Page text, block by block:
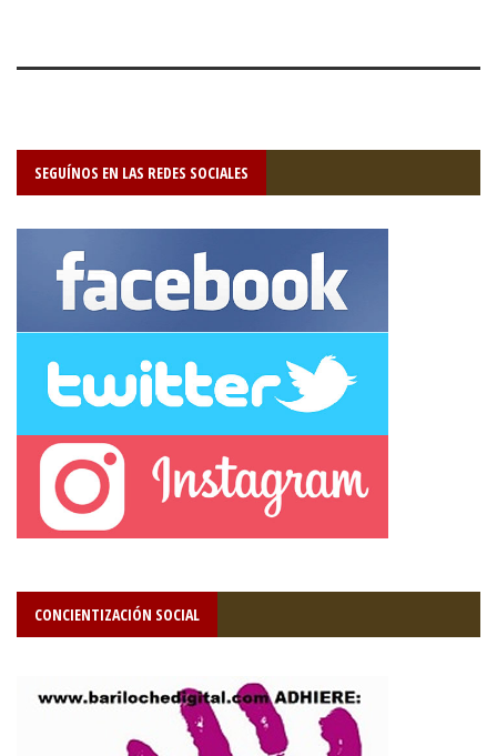
SEGUÍNOS EN LAS REDES SOCIALES
CONCIENTIZACIÓN SOCIAL